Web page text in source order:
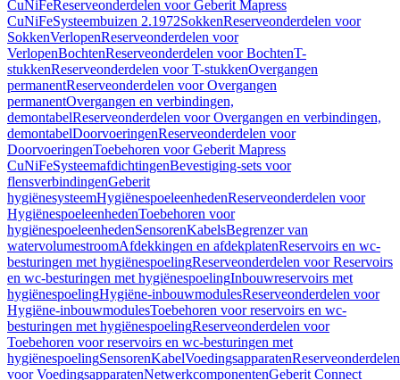
CuNiFeReserveonderdelen voor Geberit Mapress
CuNiFeSysteembuizen 2.1972SokkenReserveonderdelen voor
SokkenVerlopenReserveonderdelen voor
VerlopenBochtenReserveonderdelen voor BochtenT-
stukkenReserveonderdelen voor T-stukkenOvergangen
permanentReserveonderdelen voor Overgangen
permanentOvergangen en verbindingen,
demontabelReserveonderdelen voor Overgangen en verbindingen,
demontabelDoorvoeringenReserveonderdelen voor
DoorvoeringenToebehoren voor Geberit Mapress
CuNiFeSysteemafdichtingenBevestiging-sets voor
flensverbindingenGeberit
hygiënesysteemHygiënespoeleenhedenReserveonderdelen voor
HygiënespoeleenhedenToebehoren voor
hygiënespoeleenhedenSensorenKabelsBegrenzer van
watervolumestroomAfdekkingen en afdekplatenReservoirs en wc-
besturingen met hygiënespoelingReserveonderdelen voor Reservoirs
en wc-besturingen met hygiënespoelingInbouwreservoirs met
hygiënespoelingHygiëne-inbouwmodulesReserveonderdelen voor
Hygiëne-inbouwmodulesToebehoren voor reservoirs en wc-
besturingen met hygiënespoelingReserveonderdelen voor
Toebehoren voor reservoirs en wc-besturingen met
hygiënespoelingSensorenKabelVoedingsapparatenReserveonderdelen
voor VoedingsapparatenNetwerkcomponentenGeberit Connect